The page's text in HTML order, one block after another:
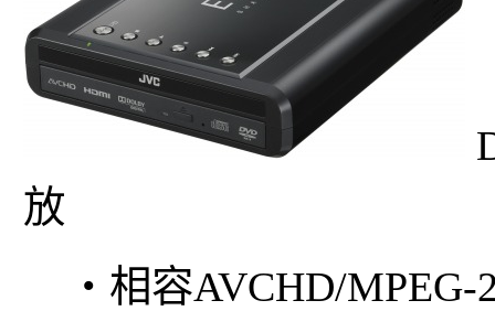
放
‧相容AVCHD/MPEG-